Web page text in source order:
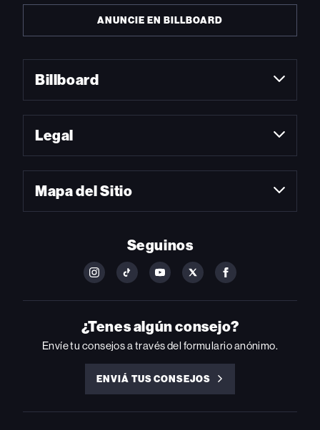
ANUNCIE EN BILLBOARD
Billboard
Legal
Mapa del Sitio
Seguinos
FOLLOW
ON
INSTAGRAM
FOLLOW
ON
YOUTUBE
FOLLOW
ON
YOUTUBE
FOLLOW
ON
FOLLOW
ON
FACEBOOK
¿Tenes algún consejo?
Envíe tu consejos a través del formulario anónimo.
ENVIÁ TUS CONSEJOS
ENVIÁ
CONSEJOS